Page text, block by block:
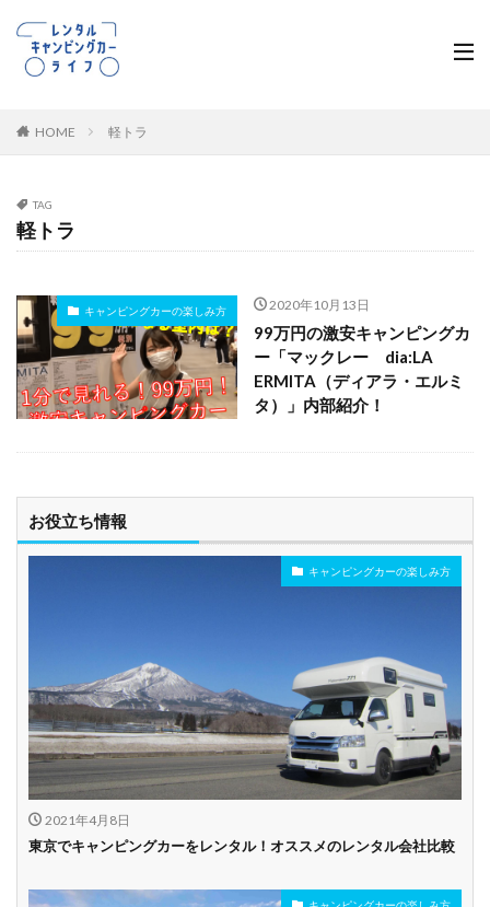
HOME 軽トラ
TAG
軽トラ
キャンピングカーの楽しみ方 2020年10月13日
99万円の激安キャンピングカ
ー「マックレー dia:LA
ERMITA（ディアラ・エルミ
タ）」内部紹介！
お役立ち情報
キャンピングカーの楽しみ方
2021年4月8日
東京でキャンピングカーをレンタル！オススメのレンタル会社比較
キャンピングカーの楽しみ方